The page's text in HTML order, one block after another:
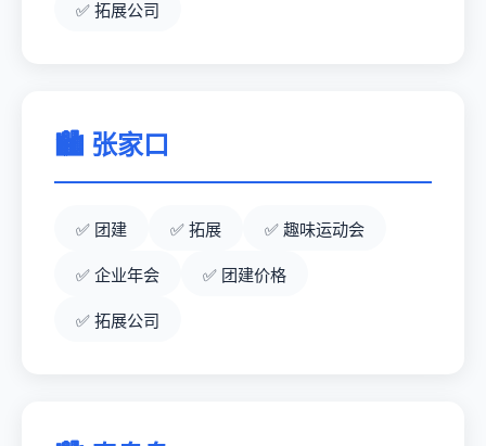
拓展公司
🏙️ 张家口
团建 拓展 趣味运动会
企业年会 团建价格
拓展公司